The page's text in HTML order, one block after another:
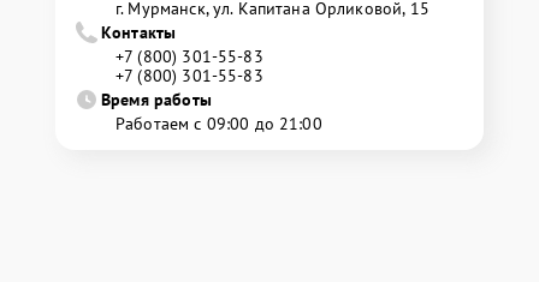
г. Мурманск, ул. Капитана Орликовой, 15
Контакты
+7 (800) 301-55-83
+7 (800) 301-55-83
Время работы
Работаем с 09:00 до 21:00